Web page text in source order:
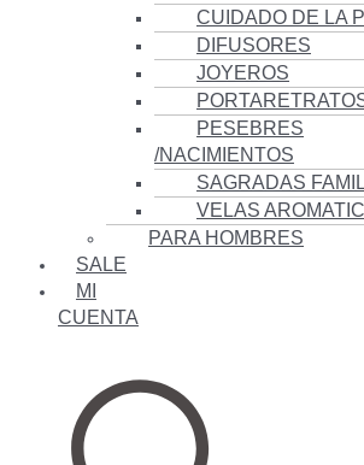
CUIDADO DE LA
DIFUSORES
JOYEROS
PESEBRES
/NACIMIENTOS
SAGRADAS
VELAS
PARA HOMBRES
SALE
MI
CUENTA